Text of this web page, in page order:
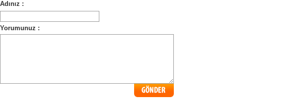
Adınız :
Yorumunuz :